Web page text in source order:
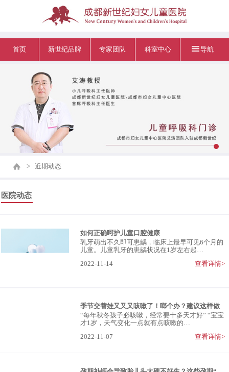
首页 新世纪品牌 专家团队 科室中心 导航
> 近期动态
医院动态
如何正确呵护儿童口腔健康
乳牙萌出不久即可患龋，临床上最早可见6个月的
儿童。儿童乳牙的患龋状况在1岁左右起…
2022-11-14
查看详情>
季节交替娃又又又咳嗽了！啷个办？建议这样做
“每年秋冬孩子必咳嗽，经常要十多天才好” “宝宝
才1岁，天气变化一点就有点咳嗽的…
2022-11-07
查看详情>